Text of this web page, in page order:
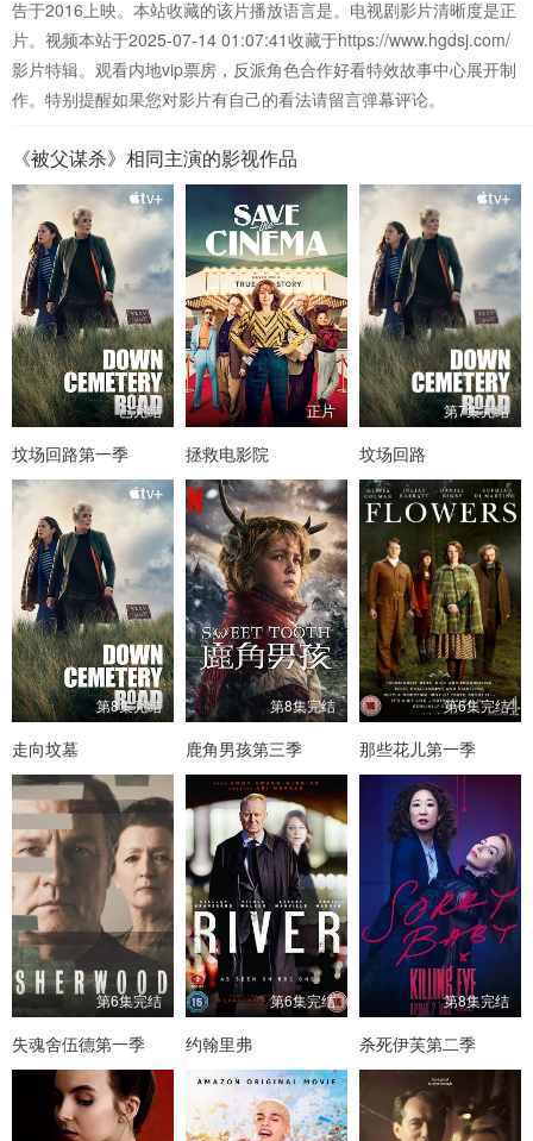
告于2016上映。本站收藏的该片播放语言是。电视剧影片清晰度是正
片。视频本站于2025-07-14 01:07:41收藏于https://www.hgdsj.com/
影片特辑。观看内地vip票房，反派角色合作好看特效故事中心展开制
作。特别提醒如果您对影片有自己的看法请留言弹幕评论。
《被父谋杀》相同主演的影视作品
已完结
坟场回路第一季
正片
拯救电影院
第7集完结
坟场回路
第8集完结
走向坟墓
第8集完结
鹿角男孩第三季
第6集完结
那些花儿第一季
第6集完结
失魂舍伍德第一季
第6集完结
约翰里弗
第8集完结
杀死伊芙第二季